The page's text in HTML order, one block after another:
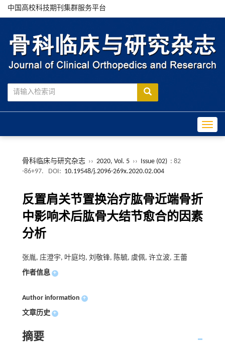
中国高校科技期刊集群服务平台
骨科临床与研究杂志 ›› 2020, Vol. 5 ›› Issue (02) : 82
-86+97.
DOI: 10.19548/j.2096-269x.2020.02.004
反置肩关节置换治疗肱骨近端骨折
中影响术后肱骨大结节愈合的因素
分析
张胤, 庄澄宇, 叶庭均, 刘敬锋, 陈毓, 虞佩, 许立波, 王蕾
作者信息 +
Author information +
文章历史 +
摘要